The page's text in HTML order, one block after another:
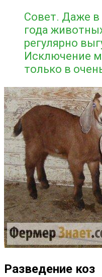
Совет. Даже
года
регулярно
Исключение
только в
Разведение коз